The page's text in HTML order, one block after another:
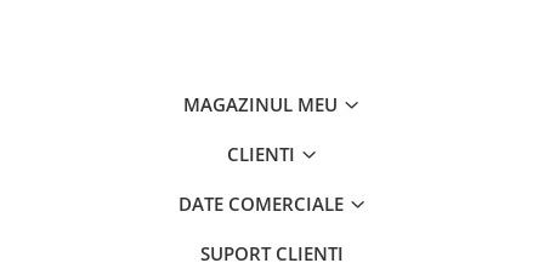
MAGAZINUL MEU
CLIENTI
DATE COMERCIALE
SUPORT CLIENTI